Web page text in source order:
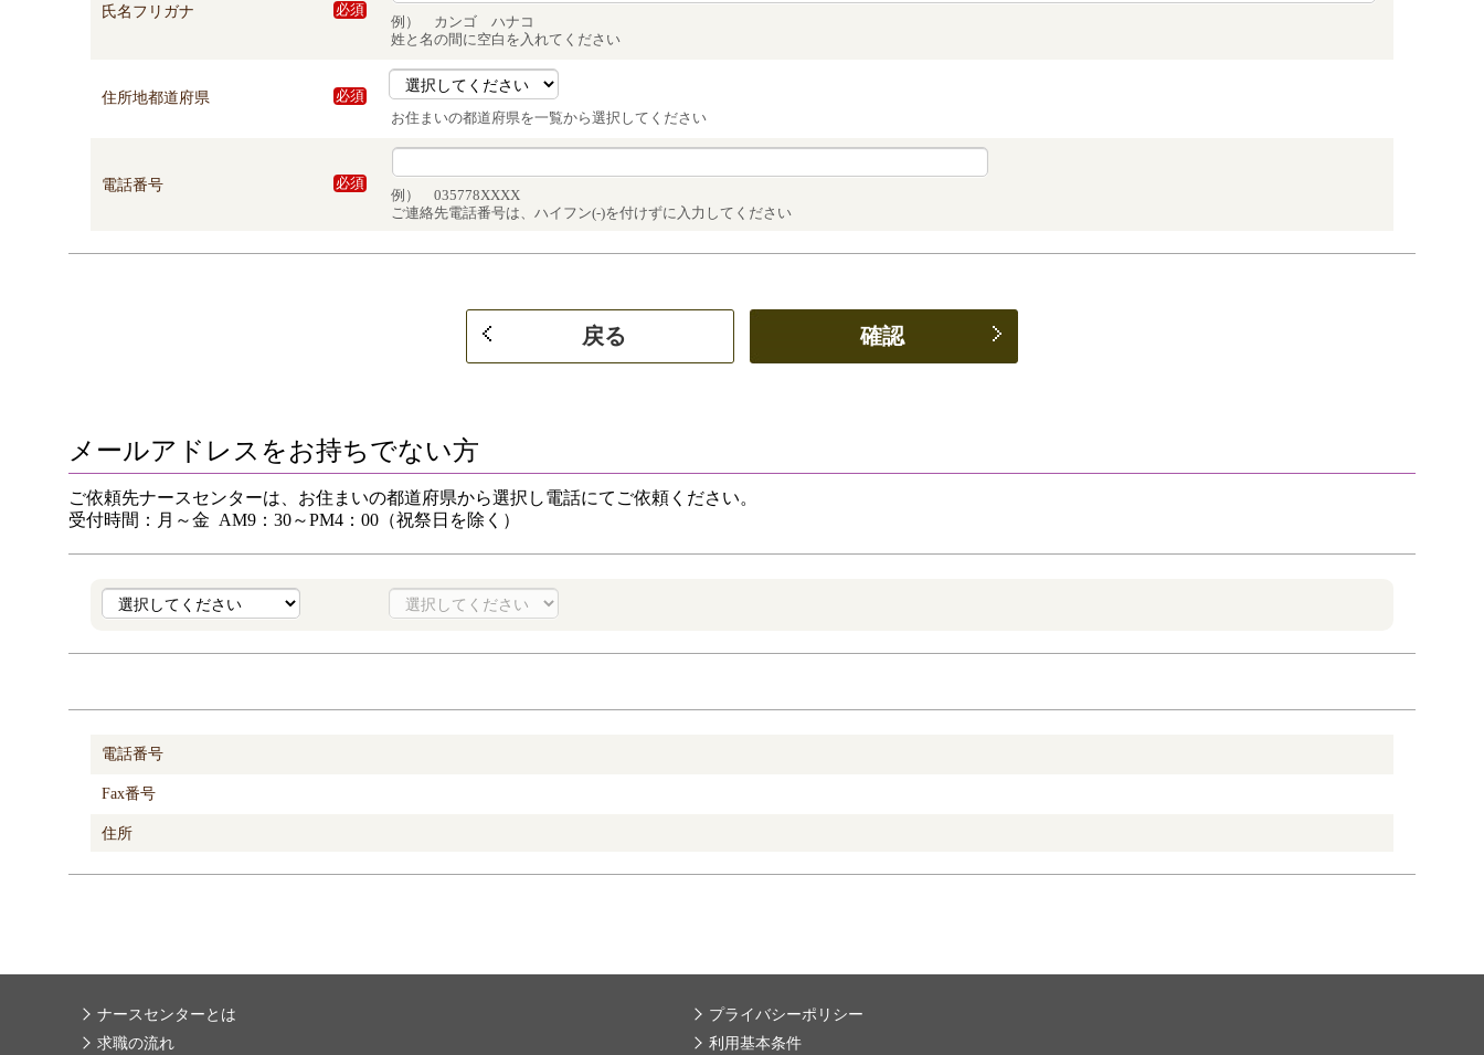
氏名フリガナ 必須
例） カンゴ ハナコ
姓と名の間に空白を入れてください
住所地都道府県
必須
お住まいの都道府県を一覧から選択してください
電話番号 必須
例） 035778XXXX
ご連絡先電話番号は、ハイフン(-)を付けずに入力してください
メールアドレスをお持ちでない方
ご依頼先ナースセンターは、お住まいの都道府県から選択し電話にてご依頼ください。
受付時間：月～金 AM9：30～PM4：00（祝祭日を除く）
電話番号
Fax番号
住所
ナースセンターとは
求職の流れ
プライバシーポリシー
利用基本条件